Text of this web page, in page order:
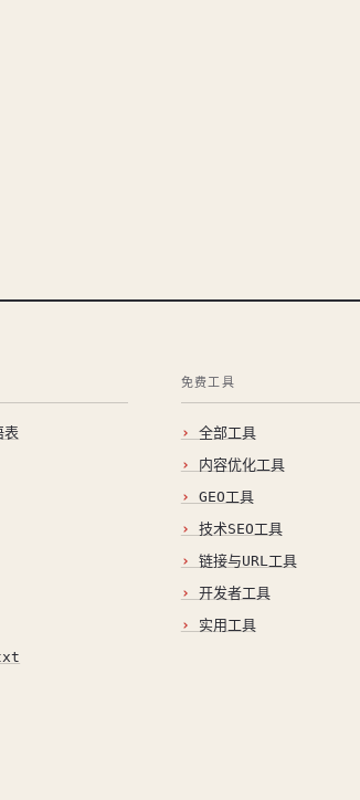
表
免费工具
全部工具
内容优化工具
GEO工具
技术SEO工具
链接与URL工具
开发者工具
实用工具